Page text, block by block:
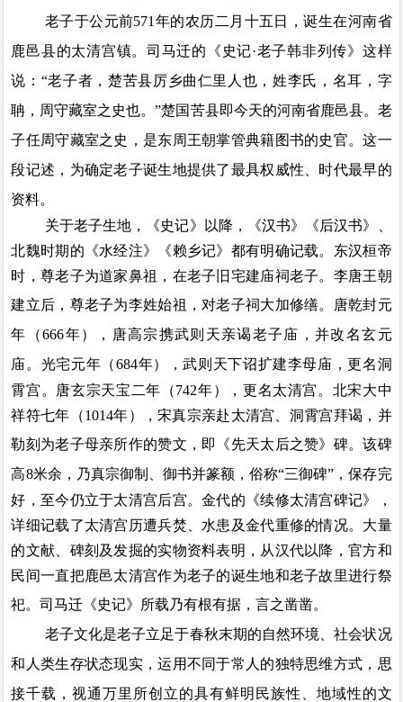
老子于公元前571 年的农历二月十五日，诞生在河南省
鹿邑县的太清宫镇。司马迁的《史记·老子韩非列传》这样
说：“老子者，楚苦县厉乡曲仁里人也，姓李氏，名耳，字
聃，周守藏室之史也。”楚国苦县即今天的河南省鹿邑县。老
子任周守藏室之史，是东周王朝掌管典籍图书的史官。这一
段记述，为确定老子诞生地提供了最具权威性、时代最早的
资料。
关于老子生地，《史记》以降，《汉书》《后汉书》、
北魏时期的《水经注》《赖乡记》都有明确记载。东汉桓帝
时，尊老子为道家鼻祖，在老子旧宅建庙祠老子。李唐王朝
建立后，尊老子为李姓始祖，对老子祠大加修缮。
唐乾封元
年（666年），唐高宗携武则天亲谒老子庙，并改名玄元
庙。光宅元年（684年），武则天下诏扩建李母庙 ，更名洞
霄宫 。 唐玄宗天宝二年（742年），更名太清宫。北宋大中
祥符七年（1014年），宋真宗亲赴太清宫、洞霄宫拜谒 ，并
勒刻为老子母亲所作的赞文，即《先天太后之赞》碑。该碑
高8米余，乃真宗御制、御书并篆额，俗称“三御碑” ，保存完
好，至今仍立于太清宫后宫。金代的《续修太清宫碑记》
，
详细记载了太清宫历遭兵焚、水患及金代重修的情况。大量
的文献、碑刻及发掘的实物资料表明，从汉代以降，官方和
民间一直把鹿邑太清宫作为老子的诞生地和老子故里进行祭
祀。司马迁《史记》所载乃有根有据，言之凿凿。
老子文化是老子立足于春秋末期的自然环境、社会状况
和人类生存状态现实，运用不同于常人的独特思维方式，思
接千载，视通万里所创立的具有鲜明民族性、地域性的文